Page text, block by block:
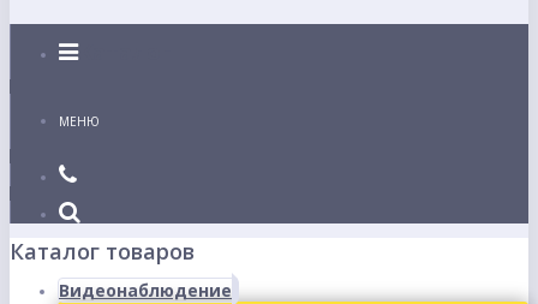
Каталог
МЕНЮ
Каталог товаров
Видеонаблюдение